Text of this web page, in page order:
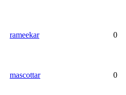
rameekar 0
mascottar 0